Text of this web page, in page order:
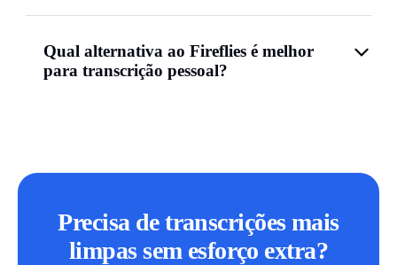
Qual alternativa ao Fireflies é melhor
para transcrição pessoal?
Precisa de transcrições mais
limpas sem esforço extra?